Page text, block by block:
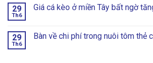
29
Th6
Giá cá kèo ở miền Tây bất ngờ
29
Th6
Bàn về chi phí trong nuôi tôm thẻ